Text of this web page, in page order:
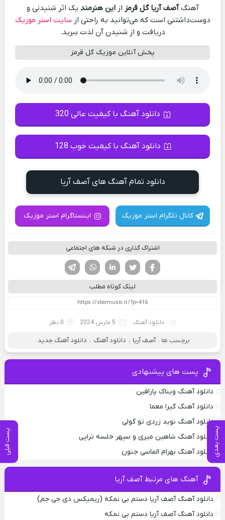
پست بعدی پست قبلی
آهنگآصف آریا گل قرمز ازاین هنرمند یک اثر شنیدنی و
دوست‌داشتنی است که می‌توانید به راحتی از سایت استر موزیک
دریافت و از شنیدن آن لذت ببرید.
پخش آنلاین موزیک گل قرمز
دانلود آهنگ با کیفیت عالی 320
دانلود آهنگ با کیفیت خوب 128
دانلود تمام آهنگ های آصف آریا
کانال تلگرام استر موزیک اینستاگرام استر موزیک
اشتراک گذاری در شبکه های اجتماعی
لینکدین تویتر
فیسوک
لینک کوتاه مطلب
دانلود آهنگ 5 مارس 2024 0 نظر
برچسب ها : آصف آریا ، دانلود آهنگ ، دانلود آهنگ جدید
پست های پیشنهادی
دانلود آهنگ ویناک پارافین
دانلود آهنگ گیرا معما
دانلود آهنگ نوید زردی تو گولی
دانلود آهنگ شاهین میری و سپهر خلسه تراپی
دانلود آهنگ بهرام الماسی جنون
آهنگ های مرتبط آصف آریا
دانلود آهنگ آصف آریا دستم بی نمکه (ریمیکس دی جی جم)
دانلود آهنگ آصف آریا دستم بی نمکه